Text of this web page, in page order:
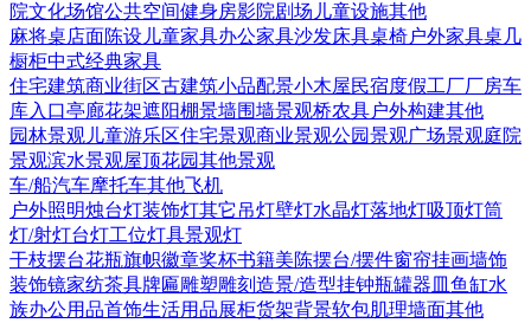
院文化场馆公共空间健身房影院剧场 儿童设施其他
麻将桌店面陈设 儿童家具办公家具沙发床具桌椅户外家具桌几
橱柜中式经典家具
住宅建筑商业街区古建筑小品配景小木屋民宿度假工厂厂房车
库入口亭廊花架遮阳棚景墙围墙景观桥农具户外构建其他
园林景观 儿童游乐区住宅景观商业景观公园景观广场景观庭院
景观滨水景观屋顶花园其他景观
车/船汽车摩托车其他飞机
户外照明烛台灯装饰灯其它 吊灯壁灯水晶灯落地灯吸顶灯筒
灯/射灯台灯工位灯具景观灯
干枝摆台花瓶旗帜徽章奖杯书籍美陈摆台/摆件窗帘挂画墙饰
装饰镜家纺茶具牌匾雕塑雕刻 造景/造型挂钟瓶罐器皿 鱼缸水
族办公用品首饰生活用品展柜货架背景软包肌理墙面其他